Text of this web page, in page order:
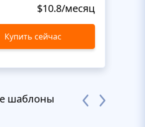
$10.8/месяц
Купить сейчас
шаблоны